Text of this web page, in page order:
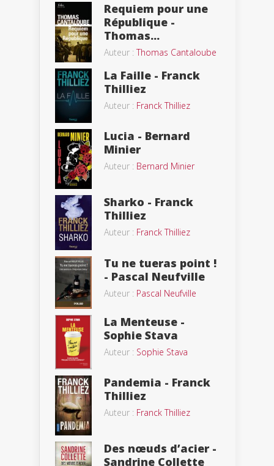
Requiem pour une
République -
Thomas...
Auteur :Thomas Cantaloube
La Faille - Franck
Thilliez
Auteur : Franck Thilliez
Lucia - Bernard
Minier
Auteur : Bernard Minier
Sharko - Franck
Thilliez
Auteur : Franck Thilliez
Tu ne tueras point !
- Pascal Neufville
Auteur : Pascal Neufville
La Menteuse -
Sophie Stava
Auteur : Sophie Stava
Pandemia - Franck
Thilliez
Auteur : Franck Thilliez
Des nœuds d’acier -
Sandrine Collette